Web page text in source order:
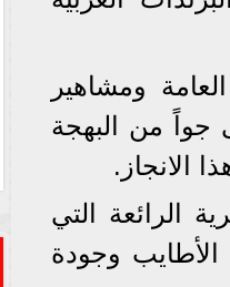
ومشاهير
جواً من البهجة
الانجاز.
الرائعة التي
الأطايب وجودة